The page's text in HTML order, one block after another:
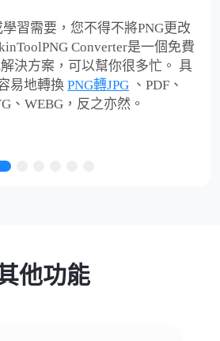
習需要，您不得不將PNG更改
Converter是一個免費
決方案，可以幫你很多忙。 具
易地轉換 PNG轉JPG 、PDF、
、WEBG，反之亦然。
他功能